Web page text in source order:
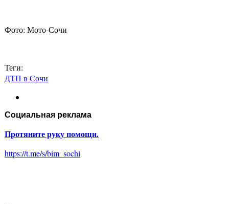
Фото: Мото-Сочи
Теги:
ДТП в Сочи
Социальная реклама
Протяните руку помощи.
https://t.me/s/bim_sochi